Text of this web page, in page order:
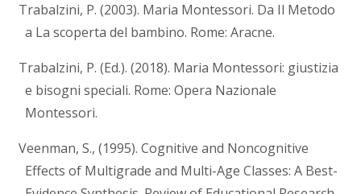
Trabalzini, P. (2003). Maria Montessori. Da Il Metodo
a La scoperta del bambino. Rome: Aracne.
Trabalzini, P. (Ed.). (2018). Maria Montessori: giustizia
e bisogni speciali. Rome: Opera Nazionale
Montessori.
Veenman, S., (1995). Cognitive and Noncognitive
Effects of Multigrade and Multi-Age Classes: A Best-